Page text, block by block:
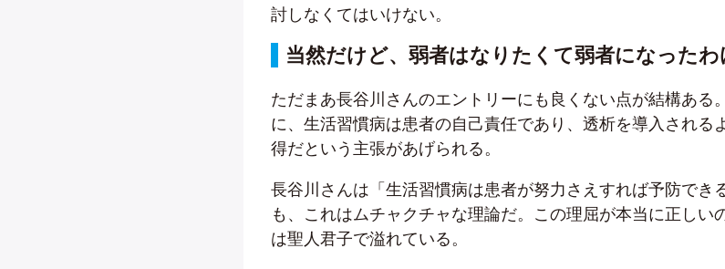
討しなくてはいけない。
当然だけど、弱者はなりたくて弱者になった
ただまあ長谷川さんのエントリーにも良くない点が結構ある
に、生活習慣病は患者の自己責任であり、透析を導入される
得だという主張があげられる。
長谷川さんは「生活習慣病は患者が努力さえすれば予防でき
も、これはムチャクチャな理論だ。この理屈が本当に正しい
は聖人君子で溢れている。